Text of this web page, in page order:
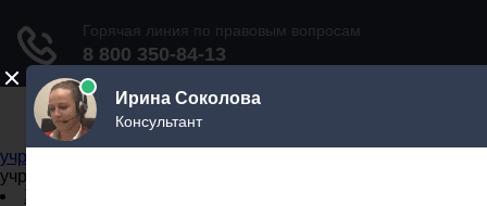
Не официальный справочник государственных
учреждений
учреждений
Задать вопрос юристу